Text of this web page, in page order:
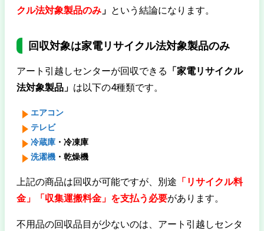
クル法対象製品のみ」 という結論になります。
回収対象は家電リサイクル法対象製品のみ
アート引越しセンターが回収できる 「家電リサイクル
法対象製品」 は以下の4種類です。
エアコン
テレビ
冷蔵庫・冷凍庫
洗濯機・乾燥機
上記の商品は回収が可能ですが、別途 「リサイクル料
金」「収集運搬料金」を支払う必要があります。
不用品の回収品目が少ないのは、アート引越しセンタ